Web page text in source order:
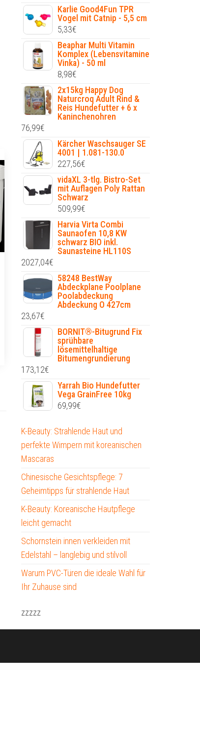
Karlie Good4Fun TPR
Vogel mit Catnip - 5,5 cm
5,33€
Beaphar Multi Vitamin
Komplex (Lebensvitamine
Vinka) - 50 ml
8,98€
2x15kg Happy Dog
Naturcroq Adult Rind &
Reis Hundefutter + 6 x
Kaninchenohren
76,99€
Kärcher Waschsauger SE
4001 | 1.081-130.0
227,56€
vidaXL 3-tlg. Bistro-Set
mit Auflagen Poly Rattan
Schwarz
509,99€
Harvia Virta Combi
Saunaofen 10,8 KW
schwarz BIO inkl.
Saunasteine HL110S
2027,04€
58248 BestWay
Abdeckplane Poolplane
Poolabdeckung
Abdeckung O 427cm
23,67€
BORNIT®-Bitugrund Fix
sprühbare
lösemittelhaltige
Bitumengrundierung
173,12€
Yarrah Bio Hundefutter
Vega GrainFree 10kg
69,99€
K-Beauty: Strahlende Haut und
perfekte Wimpern mit koreanischen
Mascaras
Chinesische Gesichtspflege: 7
Geheimtipps für strahlende Haut
K-Beauty: Koreanische Hautpflege
leicht gemacht
Schornstein innen verkleiden mit
Edelstahl – langlebig und stilvoll
Warum PVC-Türen die ideale Wahl für
Ihr Zuhause sind
zzzzz